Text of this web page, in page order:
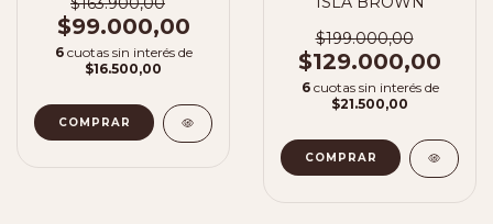
$99.000,00
6 cuotas sin interés de
$16.500,00
COMPRAR
$199.000,00
$129.000,00
6 cuotas sin interés de
$21.500,00
COMPRAR